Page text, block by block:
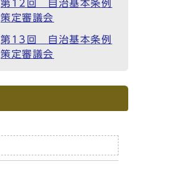
第12回 自治基本条例
策定審議会
第13回 自治基本条例
策定審議会